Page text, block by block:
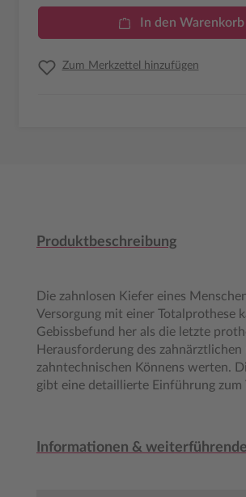
In den Warenkorb
Zum Merkzettel hinzufügen
Produktbeschreibung
Die zahnlosen Kiefer eines
Versorgung mit einer Totalprothese
Gebissbefund her als die letzte
Herausforderung des zahnärztlichen
zahntechnischen Könnens werten.
gibt eine detaillierte Einführung zum
Informationen &